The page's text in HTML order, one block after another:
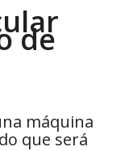
de
máquina
que será